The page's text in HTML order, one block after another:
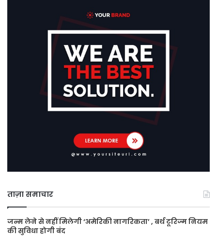
ताज़ा समाचार
जन्म लेने से नहीं मिलेगी ‘अमेरिकी नागरिकता’ , बर्थ टूरिज्म नियम
की सुविधा होगी बंद